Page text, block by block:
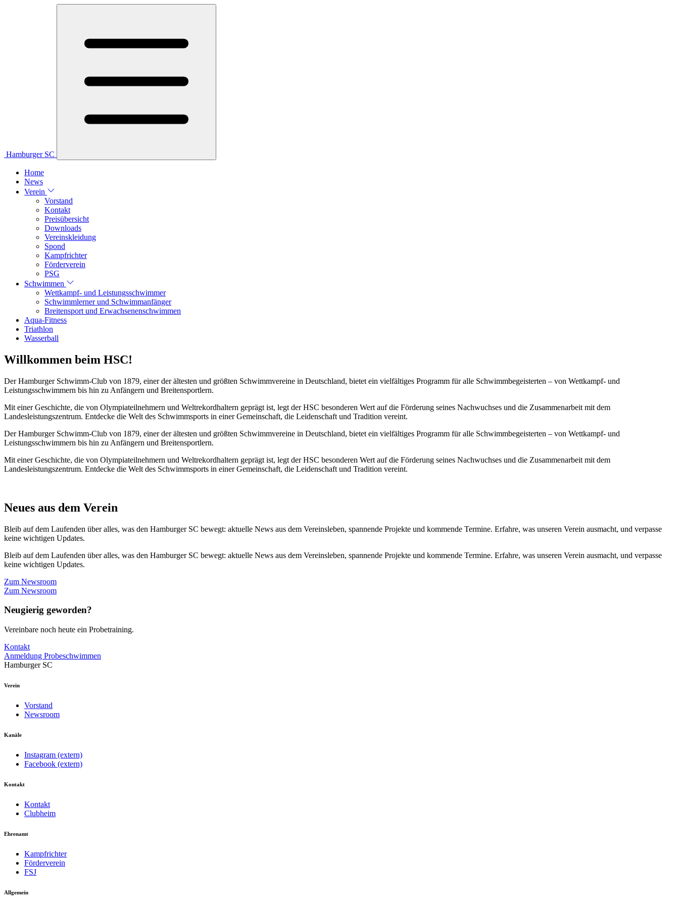
Hamburger SC
Home
News
Verein
Vorstand
Kontakt
Preisübersicht
Downloads
Vereinskleidung
Spond
Kampfrichter
Förderverein
PSG
Schwimmen
Wettkampf- und Leistungsschwimmer
Schwimmlerner und Schwimmanfänger
Breitensport und Erwachsenenschwimmen
Aqua-Fitness
Triathlon
Wasserball
Willkommen beim HSC!
Der Hamburger Schwimm-Club von 1879, einer der ältesten und größten Schwimmvereine in Deutschland, bietet ein vielfältiges Programm für alle Schwimmbegeisterten – von Wettkampf- und
Leistungsschwimmern bis hin zu Anfängern und Breitensportlern.
Mit einer Geschichte, die von Olympiateilnehmern und Weltrekordhaltern geprägt ist, legt der HSC besonderen Wert auf die Förderung seines Nachwuchses und die Zusammenarbeit mit dem
Landesleistungszentrum. Entdecke die Welt des Schwimmsports in einer Gemeinschaft, die Leidenschaft und Tradition vereint.
Der Hamburger Schwimm-Club von 1879, einer der ältesten und größten Schwimmvereine in Deutschland, bietet ein vielfältiges Programm für alle Schwimmbegeisterten – von Wettkampf- und
Leistungsschwimmern bis hin zu Anfängern und Breitensportlern.
Mit einer Geschichte, die von Olympiateilnehmern und Weltrekordhaltern geprägt ist, legt der HSC besonderen Wert auf die Förderung seines Nachwuchses und die Zusammenarbeit mit dem
Landesleistungszentrum. Entdecke die Welt des Schwimmsports in einer Gemeinschaft, die Leidenschaft und Tradition vereint.
Neues aus dem Verein
Bleib auf dem Laufenden über alles, was den Hamburger SC bewegt: aktuelle News aus dem Vereinsleben, spannende Projekte und kommende Termine. Erfahre, was unseren Verein ausmacht, und verpasse
keine wichtigen Updates.
Bleib auf dem Laufenden über alles, was den Hamburger SC bewegt: aktuelle News aus dem Vereinsleben, spannende Projekte und kommende Termine. Erfahre, was unseren Verein ausmacht, und verpasse
keine wichtigen Updates.
Zum Newsroom
Zum Newsroom
Neugierig geworden?
Vereinbare noch heute ein Probetraining.
Kontakt
Anmeldung Probeschwimmen
Hamburger SC
Verein
Vorstand
Newsroom
Kanäle
Instagram (extern)
Facebook (extern)
Kontakt
Kontakt
Clubheim
Ehrenamt
Kampfrichter
Förderverein
FSJ
Allgemein